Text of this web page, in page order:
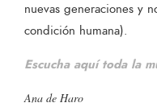
nuevas generaciones y
condición humana).
Escucha aquí toda la
Ana de Haro